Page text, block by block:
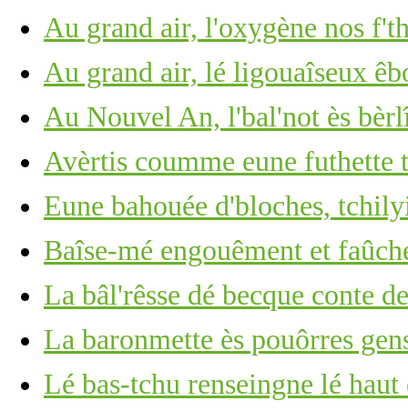
Au grand air, l'oxygène nos
Au grand air, lé ligouaîseux
Au Nouvel An, l'bal'not ès
Avèrtis coumme eune futhette
Eune bahouée d'bloches,
Baîse-mé engouêment et
La bâl'rêsse dé becque conte
La baronmette ès pouôrres
Lé bas-tchu renseingne lé